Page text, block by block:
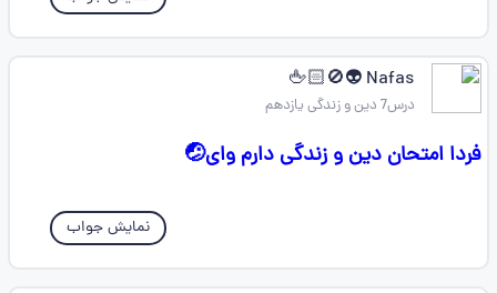
Nafas 👽🚫🖕🏻
درس7 دین و زندگی یازدهم
فردا امتحان دین و زندگی دارم وای🤕
نمایش جواب